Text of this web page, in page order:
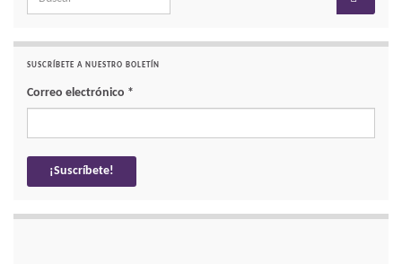
SUSCRÍBETE A NUESTRO BOLETÍN
Correo electrónico *